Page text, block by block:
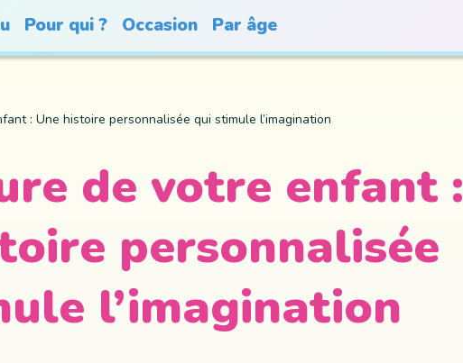
Pour qui ? Occasion Par âge
: Une histoire personnalisée qui stimule l’imagination
de votre enfant :
personnalisée
l’imagination